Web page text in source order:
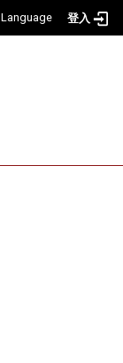
Language 登入